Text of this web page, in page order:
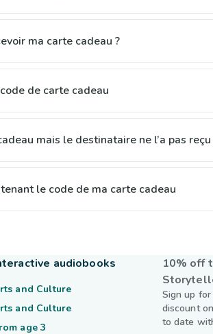
ma carte cadeau ?
de carte cadeau
mais le destinataire ne l’a pas reçu
le code de ma carte cadeau
10% off
Sign up
discount
to date
audiobooks
and Culture
and Culture
age 3